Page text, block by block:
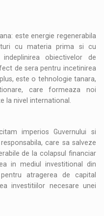
este energie regenerabila
cu materia prima si cu
obiectivelor de
de sera pentru incetinirea
este o tehnologie tanara,
care formeaza noi
la nivel international.
imperios Guvernului si
care sa salveze
de la colapsul financiar
in mediul investitional din
atragerea de capital
investitiilor necesare unei